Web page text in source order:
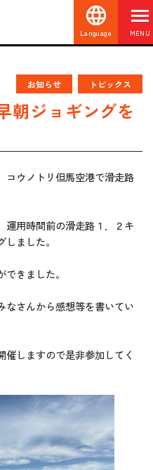
Language MENU
お知らせ トピックス
朝ジョギングを
コウノトリ但馬空港で滑走路
運用時間前の滑走路１．２キ
ました。
きました。
なさんから感想等を書いてい
しますので是非参加してく